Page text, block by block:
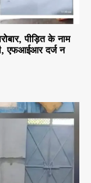
पीड़ित के नाम
एफआईआर दर्ज न